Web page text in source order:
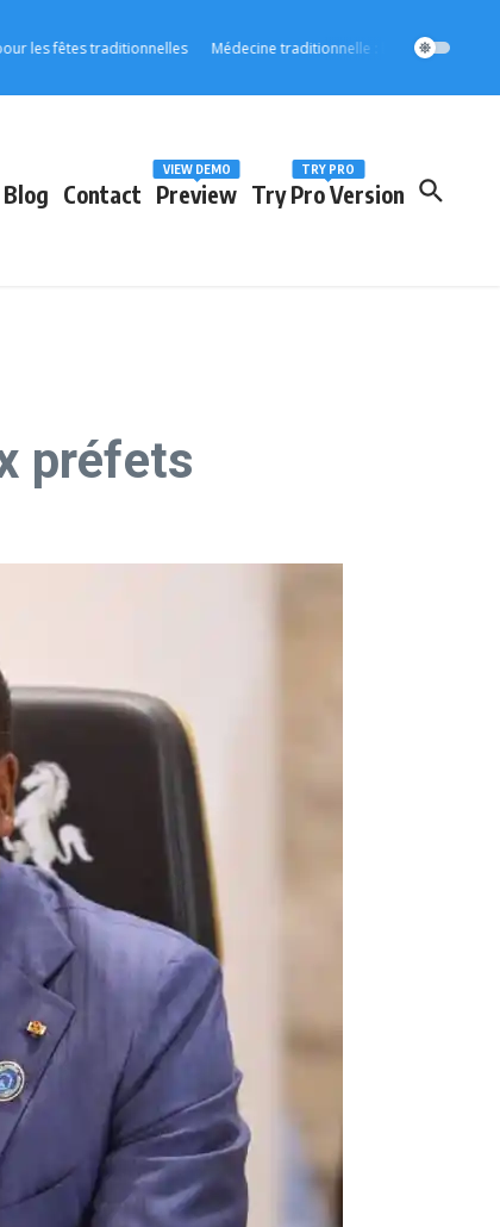
fêtes traditionnelles Médecine traditionnelle : l’OOAS accélère son
Blog Contact Preview
VIEW DEMO
Try Pro Version
TRY PRO
préfets